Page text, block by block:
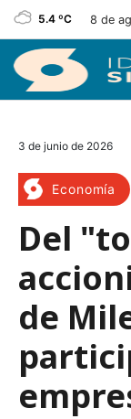
5.4 ºC 8 de
3 de junio de 2026
Economía
Del
de